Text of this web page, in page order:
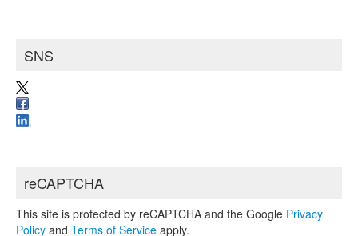
SNS
reCAPTCHA
This site is protected by reCAPTCHA and the Google Privacy
Policy and Terms of Service apply.